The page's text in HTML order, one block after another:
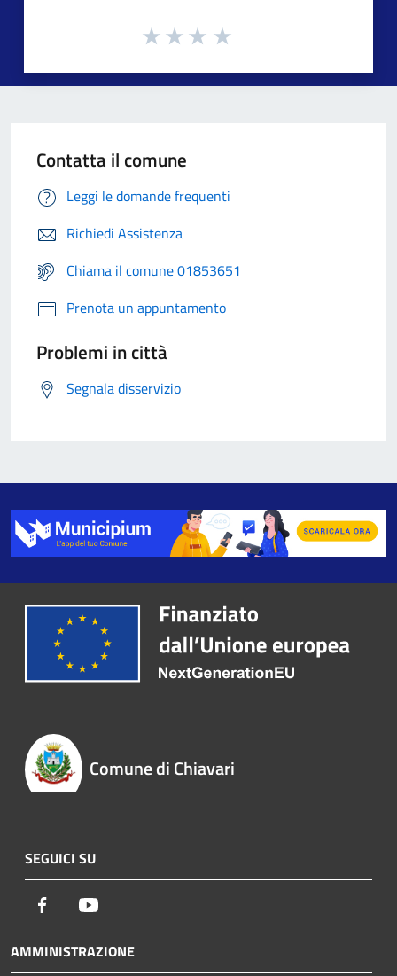
Contatta il comune
Leggi le domande frequenti
Richiedi Assistenza
Chiama il comune 01853651
Prenota un appuntamento
Problemi in città
Segnala disservizio
Comune di Chiavari
SEGUICI SU
Facebook
AMMINISTRAZIONE